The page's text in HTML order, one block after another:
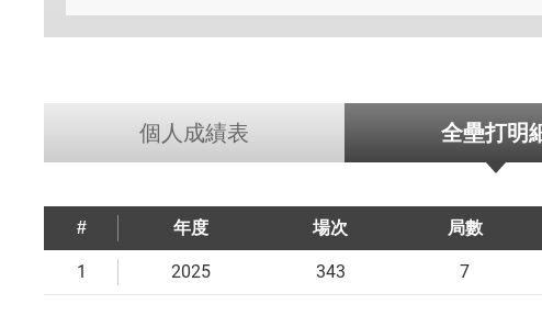
個人成績表 全壘打明
# 年度 場次 局數
1 2025 343 7